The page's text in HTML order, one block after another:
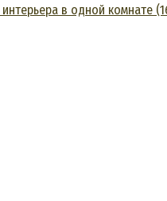
в одной комнате